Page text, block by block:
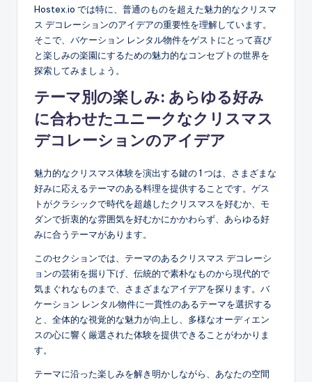
Hostex.io では特に、普通のものを超えた魅力的なクリスマ
ス デコレーションのアイデアの重要性を理解しています。
そこで、バケーション レンタル物件をゲストにとって喜び
と楽しみの楽園にするための魅力的なコンセプトの世界を
探索してみましょう。
テーマ別の楽しみ: あらゆる好み
に合わせたユニークなクリスマス
デコレーションのアイデア
魅力的なクリスマス体験を演出する鍵の 1 つは、さまざまな
好みに応えるテーマのある料理を提供することです。ゲス
トがクラシックで時代を超越したクリスマスを好むか、モ
ダンで折衷的な雰囲気を好むかにかかわらず、あらゆる好
みに合うテーマがあります。
このセクションでは、テーマのあるクリスマス デコレーシ
ョンの芸術を掘り下げ、伝統的で素朴なものから現代的で
気まぐれなものまで、さまざまなアイデアを探ります。バ
ケーション レンタル物件に一貫性のあるテーマを選択する
と、全体的な視覚的な魅力が向上し、多様なオーディエン
スの心に響く厳選された体験を提供できることがわかりま
す。
テーマに沿った楽しみを解き明かしながら、あなたの空間